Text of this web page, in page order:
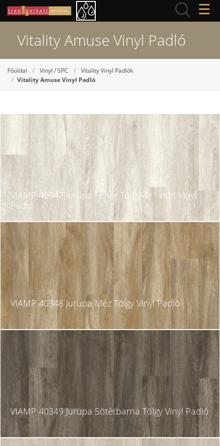
☰
Vitality Amuse Vinyl Padló
Főoldal Vinyl / SPC
Vitality Vinyl Padlók
Vitality Amuse Vinyl Padló
VIAMP 40347 Jurupa Fehér Tölgy 4+1 mm Vinyl
Padló
VIAMP 40348 Jurupa Méz Tölgy Vinyl Padló
VIAMP 40349 Jurupa Sötétbarna Tölgy Vinyl Padló